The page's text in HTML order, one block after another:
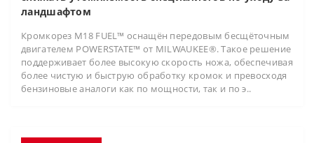
ландшафтом
Кромкорез M18 FUEL™ оснащён передовым бесщёточным
двигателем POWERSTATE™ от MILWAUKEE®. Такое решение
поддерживает более высокую скорость ножа, обеспечивая
более чистую и быструю обработку кромок и превосходя
бензиновые аналоги как по мощности, так и по э..